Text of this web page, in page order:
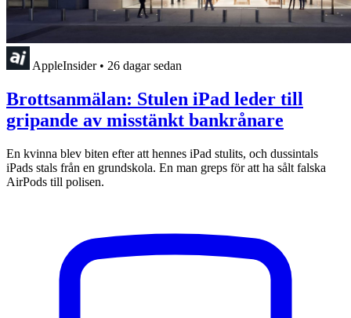
AppleInsider • 26 dagar sedan
Brottsanmälan: Stulen iPad leder till
gripande av misstänkt bankrånare
En kvinna blev biten efter att hennes iPad stulits, och dussintals
iPads stals från en grundskola. En man greps för att ha sålt falska
AirPods till polisen.